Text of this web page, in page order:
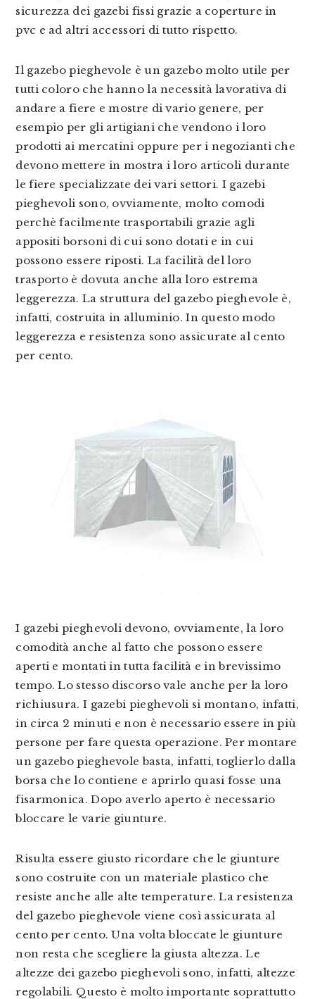
sicurezza dei gazebi fissi grazie a coperture in
pvc e ad altri accessori di tutto rispetto.
Il gazebo pieghevole è un gazebo molto utile per
tutti coloro che hanno la necessità lavorativa di
andare a fiere e mostre di vario genere, per
esempio per gli artigiani che vendono i loro
prodotti ai mercatini oppure per i negozianti che
devono mettere in mostra i loro articoli durante
le fiere specializzate dei vari settori. I gazebi
pieghevoli sono, ovviamente, molto comodi
perchè facilmente trasportabili grazie agli
appositi borsoni di cui sono dotati e in cui
possono essere riposti. La facilità del loro
trasporto è dovuta anche alla loro estrema
leggerezza. La struttura del gazebo pieghevole è,
infatti, costruita in alluminio. In questo modo
leggerezza e resistenza sono assicurate al cento
per cento.
I gazebi pieghevoli devono, ovviamente, la loro
comodità anche al fatto che possono essere
aperti e montati in tutta facilità e in brevissimo
tempo. Lo stesso discorso vale anche per la loro
richiusura. I gazebi pieghevoli si montano, infatti,
in circa 2 minuti e non è necessario essere in più
persone per fare questa operazione. Per montare
un gazebo pieghevole basta, infatti, toglierlo dalla
borsa che lo contiene e aprirlo quasi fosse una
fisarmonica. Dopo averlo aperto è necessario
bloccare le varie giunture.
Risulta essere giusto ricordare che le giunture
sono costruite con un materiale plastico che
resiste anche alle alte temperature. La resistenza
del gazebo pieghevole viene così assicurata al
cento per cento. Una volta bloccate le giunture
non resta che scegliere la giusta altezza. Le
altezze dei gazebo pieghevoli sono, infatti, altezze
regolabili. Questo è molto importante soprattutto